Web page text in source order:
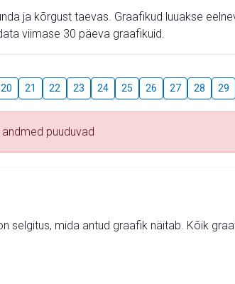
ja kõrgust taevas. Graafikud luuakse
viimase 30 päeva graafikuid.
20 21 22 23 24 25 26 27 28 29
puuduvad
selgitus, mida antud graafik näitab. Kõik